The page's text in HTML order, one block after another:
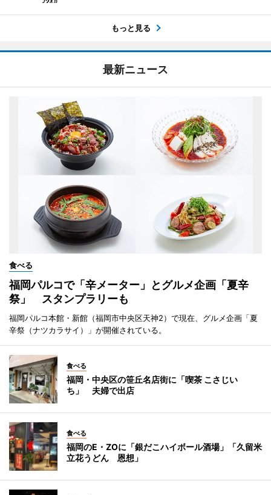
もっと見る
最新ニュース
食べる
福岡パルコで「辛メーター」とグルメ企画「夏辛
祭」 スタンプラリーも
福岡パルコ本館・新館（福岡市中央区天神2）で現在、グルメ企画「夏
辛祭（ナツカラサイ）」が開催されている。
食べる
福岡・中央区の笹丘名店街に「喫茶 こさじい
ち」 夫婦で出店
食べる
福岡のE・ZOに「銀だこハイボール酒場」「久留米
立花うどん 恩想」